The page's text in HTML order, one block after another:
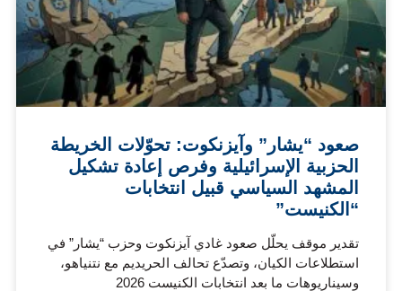
صعود “يشار” وآيزنكوت: تحوّلات الخريطة
الحزبية الإسرائيلية وفرص إعادة تشكيل
المشهد السياسي قبيل انتخابات
“الكنيست”
تقدير موقف يحلّل صعود غادي آيزنكوت وحزب “يشار” في
استطلاعات الكيان، وتصدّع تحالف الحريديم مع نتنياهو،
وسيناريوهات ما بعد انتخابات الكنيست 2026